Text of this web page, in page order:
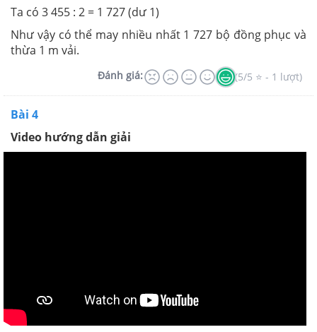
Ta có 3 455 : 2 = 1 727 (dư 1)
Như vậy có thể may nhiều nhất 1 727 bộ đồng phục và
thừa 1 m vải.
Đánh giá: (5/5 ⭐ - 1 lượt)
Bài 4
Video hướng dẫn giải